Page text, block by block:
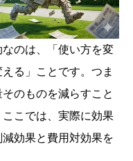
のは、「使い方を変
る」ことです。つま
のものを減らすこと
こでは、実際に効果
効果と費用対効果を